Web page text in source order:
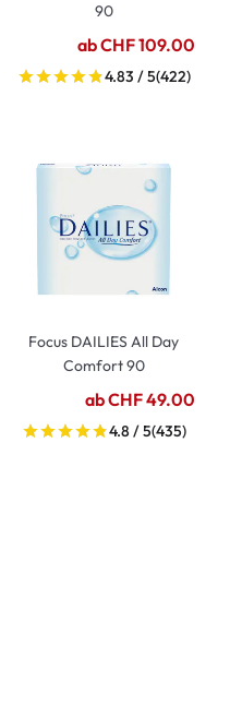
90
ab CHF 109.00
4.83 / 5(422)
Focus DAILIES All Day
Comfort 90
ab CHF 49.00
4.8 / 5(435)